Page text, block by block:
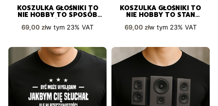
KOSZULKA GŁOŚNIKI TO
NIE HOBBY TO SPOSÓB
NA ŻYCIE
Cena brutto
69,00 złw tym 23%VAT
KOSZULKA GŁOŚNIKI TO
NIE HOBBY TO STAN
Cena brutto
69,00 złw tym 23% VAT